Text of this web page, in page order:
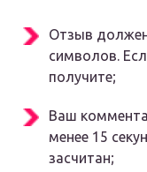
Отзыв
символов.
получите;
Ваш
менее 15
засчитан;